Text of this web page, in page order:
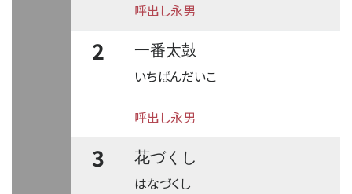
呼出し永男
2
一番太鼓
いちばんだいこ
呼出し永男
3
花づくし
はなづくし